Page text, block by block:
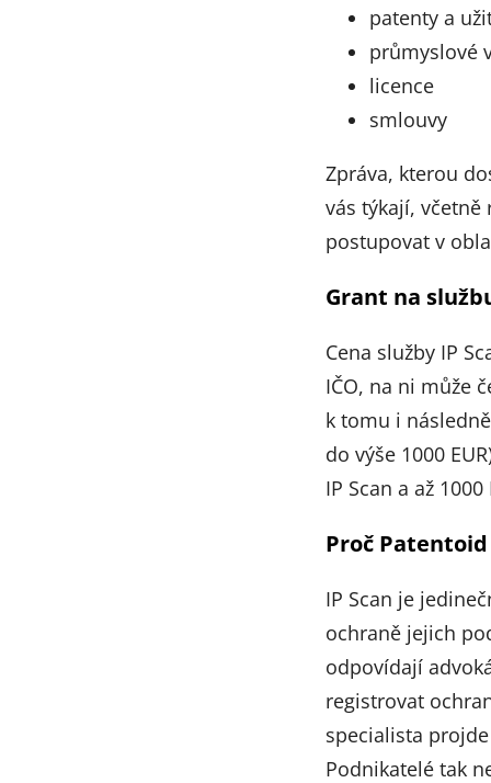
patenty a
průmyslové
licence
smlouvy
Zpráva, kterou
vás týkají,
postupovat v
Grant na
Cena služby IP
IČO, na ni může
k tomu i
do výše 1000
IP Scan a až
Proč
IP Scan je
ochraně jejich
odpovídají
registrovat
specialista
Podnikatelé tak